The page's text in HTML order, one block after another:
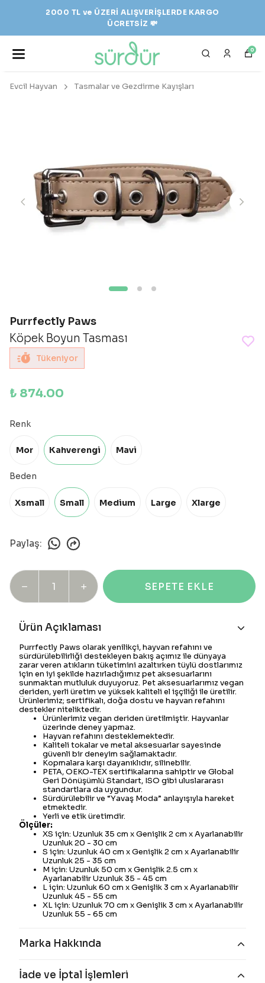
2000 TL ve ÜZERİ ALIŞVERİŞLERDE KARGO
ÜCRETSİZ 💸
0
Evcil Hayvan Tasmalar ve Gezdirme Kayışları
Purrfectly Paws
Köpek Boyun Tasması
Tükeniyor
₺ 874.00
Renk
Mor Kahverengi Mavi
Beden
Xsmall Small Medium Large Xlarge
Paylaş:
SEPETE EKLE
Ürün Açıklaması
Purrfectly Paws olarak yenilikçi, hayvan refahını ve
sürdürülebilirliği destekleyen bakış açımız ile dünyaya
zarar veren atıkların tüketimini azaltırken tüylü dostlarımız
için en iyi şekilde hazırladığımız pet aksesuarlarını
sunmaktan mutluluk duyuyoruz. Pet aksesuarlarımız vegan
deriden, yerli üretim ve yüksek kaliteli el işçiliği ile üretilir.
Ürünlerimiz; sertifikalı, doğa dostu ve hayvan refahını
destekler niteliktedir.
Ürünlerimiz vegan deriden üretilmiştir. Hayvanlar
üzerinde deney yapmaz.
Hayvan refahını desteklemektedir.
Kaliteli tokalar ve metal aksesuarlar sayesinde
güvenli bir deneyim sağlamaktadır.
Kopmalara karşı dayanıklıdır, silinebilir.
PETA, OEKO-TEX sertifikalarına sahiptir ve Global
Geri Dönüşümlü Standart, ISO gibi uluslararası
standartlara da uygundur.
Sürdürülebilir ve “Yavaş Moda” anlayışıyla hareket
etmektedir.
Yerli ve etik üretimdir.
Ölçüler:
XS için: Uzunluk 35 cm x Genişlik 2 cm x Ayarlanabilir
Uzunluk 20 - 30 cm
S için: Uzunluk 40 cm x Genişlik 2 cm x Ayarlanabilir
Uzunluk 25 - 35 cm
M için: Uzunluk 50 cm x Genişlik 2.5 cm x
Ayarlanabilir Uzunluk 35 - 45 cm
L için: Uzunluk 60 cm x Genişlik 3 cm x Ayarlanabilir
Uzunluk 45 - 55 cm
XL için: Uzunluk 70 cm x Genişlik 3 cm x Ayarlanabilir
Uzunluk 55 - 65 cm
Marka Hakkında
İade ve İptal İşlemleri